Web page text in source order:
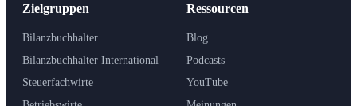
Zielgruppen
Bilanzbuchhalter
Bilanzbuchhalter International
Steuerfachwirte
Ressourcen
Blog
Podcasts
YouTube